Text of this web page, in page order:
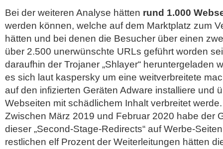
Bei der weiteren Analyse hätten rund 1.000
werden können, welche auf dem Marktplatz zum
hätten und bei denen die Besucher über einen
über 2.500 unerwünschte URLs geführt worden
daraufhin der Trojaner „Shlayer“ heruntergeladen
es sich laut kaspersky um eine weitverbreitete
auf den infizierten Geräten Adware installiere und
Webseiten mit schädlichem Inhalt verbreitet werde.
Zwischen März 2019 und Februar 2020 habe der
dieser „Second-Stage-Redirects“ auf Werbe-
restlichen elf Prozent der Weiterleitungen hätten